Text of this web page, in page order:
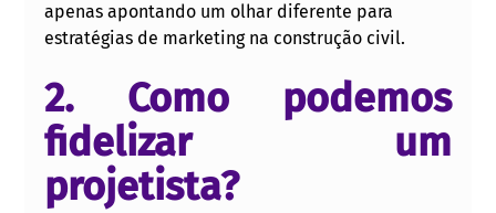
apenas apontando um olhar diferente para
estratégias de marketing na construção civil.
2. Como podemos
fidelizar um
projetista?